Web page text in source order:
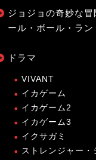
ジョジョの奇妙な
ール・ボール・ラン
ドラマ
VIVANT
イカゲーム
イカゲーム2
イカゲーム3
イクサガミ
ストレンジャー・